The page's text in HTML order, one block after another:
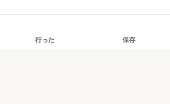
行った 保存